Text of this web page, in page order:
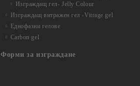
Изграждащ гел- Jelly Colour
Изграждащ витражен гел -Vitrage gel
Еднофазни гелове
Carbon gel
Форми за изграждане